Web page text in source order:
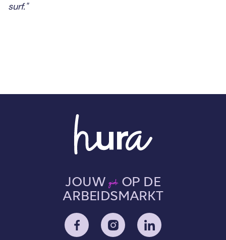
surf."
JOUWgidsOP DE
ARBEIDSMARKT